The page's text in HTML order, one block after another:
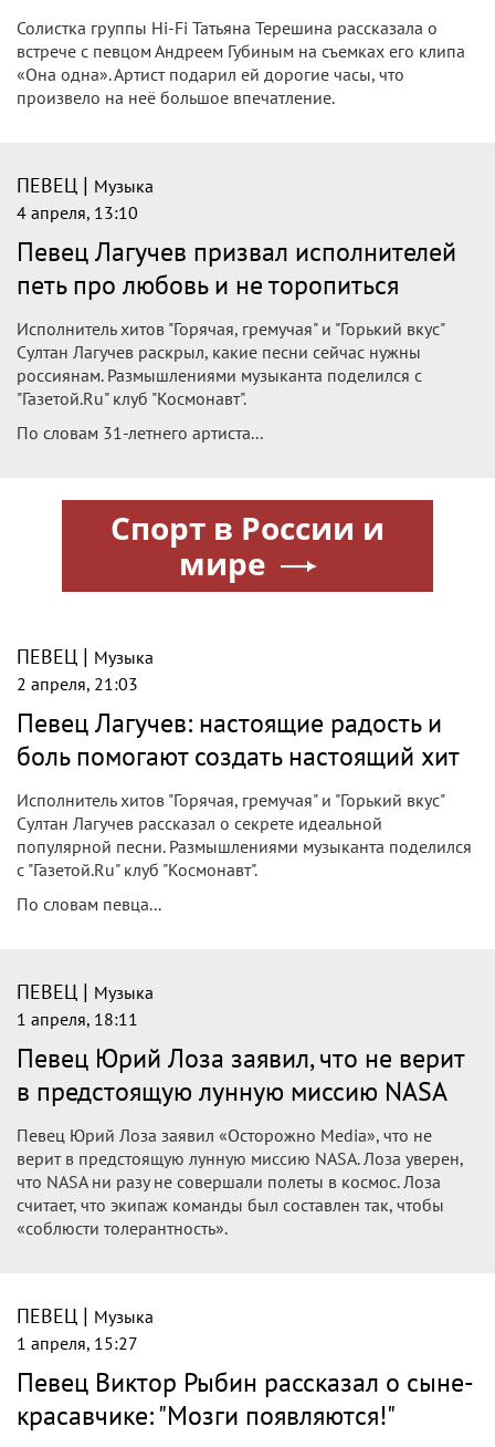
Солистка группы Hi-Fi Татьяна Терешина рассказала о
встрече с певцом Андреем Губиным на съемках его клипа
«Она одна». Артист подарил ей дорогие часы, что
произвело на неё большое впечатление.
ПЕВЕЦ | Музыка
4 апреля, 13:10
Певец Лагучев призвал исполнителей
петь про любовь и не торопиться
Исполнитель хитов "Горячая, гремучая" и "Горький вкус"
Султан Лагучев раскрыл, какие песни сейчас нужны
россиянам. Размышлениями музыканта поделился с
"Газетой.Ru" клуб "Космонавт".
По словам 31-летнего артиста...
ПЕВЕЦ | Музыка
2 апреля, 21:03
Певец Лагучев: настоящие радость и
боль помогают создать настоящий хит
Исполнитель хитов "Горячая, гремучая" и "Горький вкус"
Султан Лагучев рассказал о секрете идеальной
популярной песни. Размышлениями музыканта поделился
с "Газетой.Ru" клуб "Космонавт".
По словам певца...
ПЕВЕЦ | Музыка
1 апреля, 18:11
Певец Юрий Лоза заявил, что не верит
в предстоящую лунную миссию NASA
Певец Юрий Лоза заявил «Осторожно Media», что не
верит в предстоящую лунную миссию NASA. Лоза уверен,
что NASA ни разу не совершали полеты в космос. Лоза
считает, что экипаж команды был составлен так, чтобы
«соблюсти толерантность».
ПЕВЕЦ | Музыка
1 апреля, 15:27
Певец Виктор Рыбин рассказал о сыне-
красавчике: "Мозги появляются!"
Спорт в России и
мире